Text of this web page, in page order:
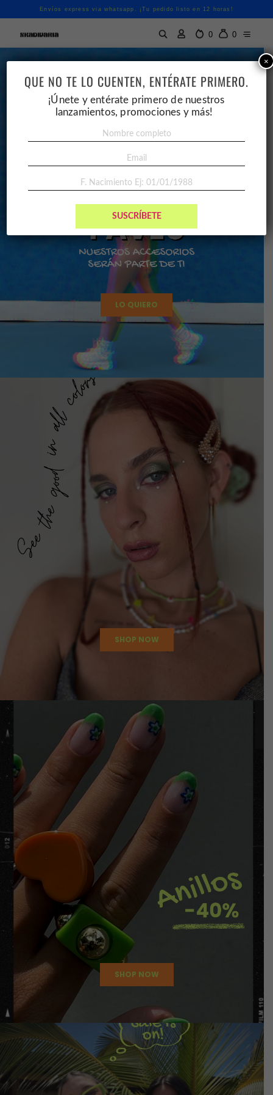
Envíos express via whatsapp. ¡Tu pedido listo en 12 horas!
0 0
LO QUIERO
SHOP NOW
SHOP NOW
QUE NO TE LO CUENTEN, ENTÉRATE PRIMERO.
¡Únete y entérate primero de nuestros
lanzamientos, promociones y más!
×